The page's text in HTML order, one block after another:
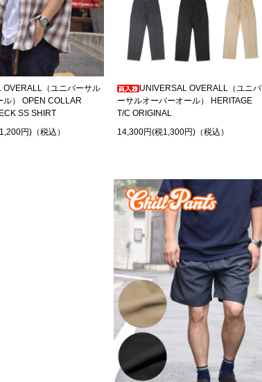
OVERALL（ユニバーサル
ル） OPEN COLLAR
SS SHIRT
円)（税込）
UNIVERSAL OVERALL（ユニバ
ーサルオーバーオール） HERITAGE
T/C ORIGINAL
14,300円(税1,300円)（税込）